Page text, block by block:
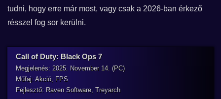
tudni, hogy erre már most, vagy csak a 2026-ban érkező
résszel fog sor kerülni.
Call of Duty: Black Ops 7
Megjelenés: 2025. November 14. (PC)
Műfaj: Akció, FPS
Fejlesztő: Raven Software, Treyarch